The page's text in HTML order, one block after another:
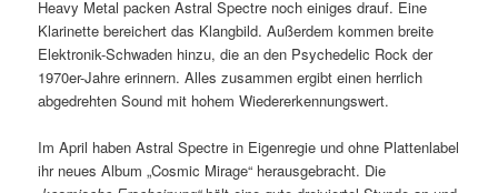
Heavy Metal packen Astral Spectre noch einiges drauf. Eine
Klarinette bereichert das Klangbild. Außerdem kommen breite
Elektronik-Schwaden hinzu, die an den Psychedelic Rock der
1970er-Jahre erinnern. Alles zusammen ergibt einen herrlich
abgedrehten Sound mit hohem Wiedererkennungswert.
Im April haben Astral Spectre in Eigenregie und ohne Plattenlabel
ihr neues Album „Cosmic Mirage“ herausgebracht. Die